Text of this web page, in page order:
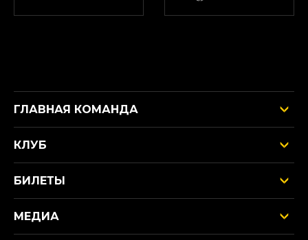
ГЛАВНАЯ КОМАНДА
КЛУБ
БИЛЕТЫ
МЕДИА